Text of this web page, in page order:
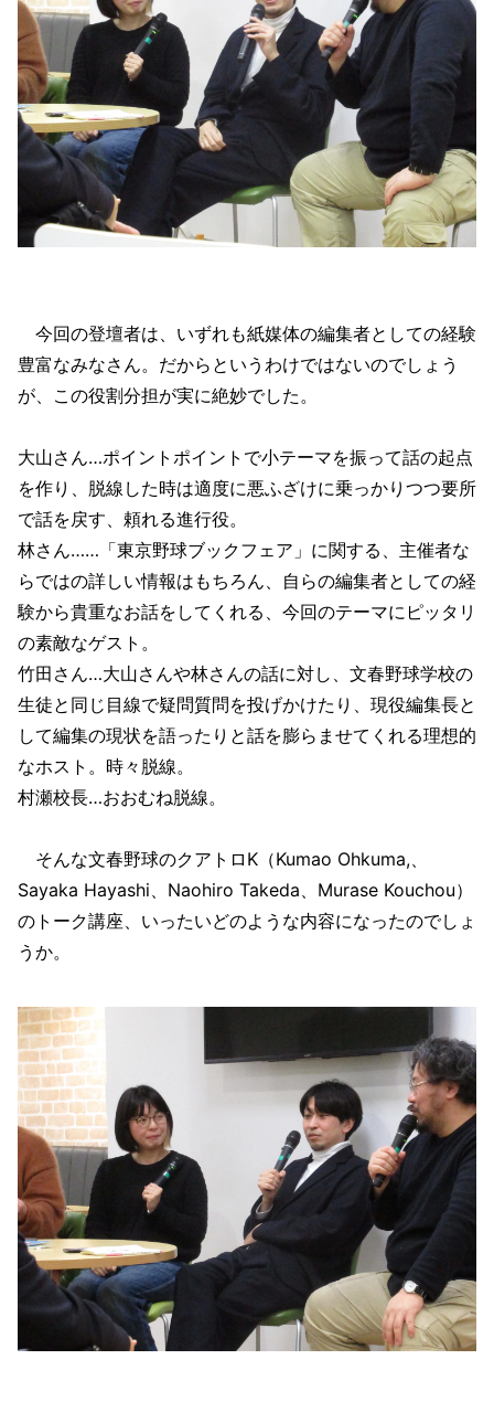
今回の登壇者は、いずれも紙媒体の編集者としての経験
豊富なみなさん。だからというわけではないのでしょう
が、この役割分担が実に絶妙でした。
大山さん…ポイントポイントで小テーマを振って話の起点
を作り、脱線した時は適度に悪ふざけに乗っかりつつ要所
で話を戻す、頼れる進行役。
林さん……「東京野球ブックフェア」に関する、主催者な
らではの詳しい情報はもちろん、自らの編集者としての経
験から貴重なお話をしてくれる、今回のテーマにピッタリ
の素敵なゲスト。
竹田さん…大山さんや林さんの話に対し、文春野球学校の
生徒と同じ目線で疑問質問を投げかけたり、現役編集長と
して編集の現状を語ったりと話を膨らませてくれる理想的
なホスト。時々脱線。
村瀬校長…おおむね脱線。
そんな文春野球のクアトロK（Kumao Ohkuma,、
Sayaka Hayashi、Naohiro Takeda、Murase Kouchou）
のトーク講座、いったいどのような内容になったのでしょ
うか。